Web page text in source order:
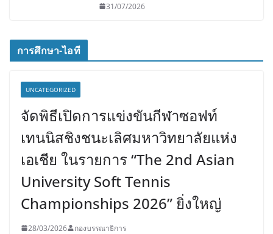
31/07/2026
การศึกษา-ไอที
UNCATEGORIZED
จัดพิธีเปิดการแข่งขันกีฬาซอฟท์
เทนนิสชิงชนะเลิศมหาวิทยาลัยแห่ง
เอเชีย ในรายการ “The 2nd Asian
University Soft Tennis
Championships 2026” ยิ่งใหญ่
28/03/2026 กองบรรณาธิการ